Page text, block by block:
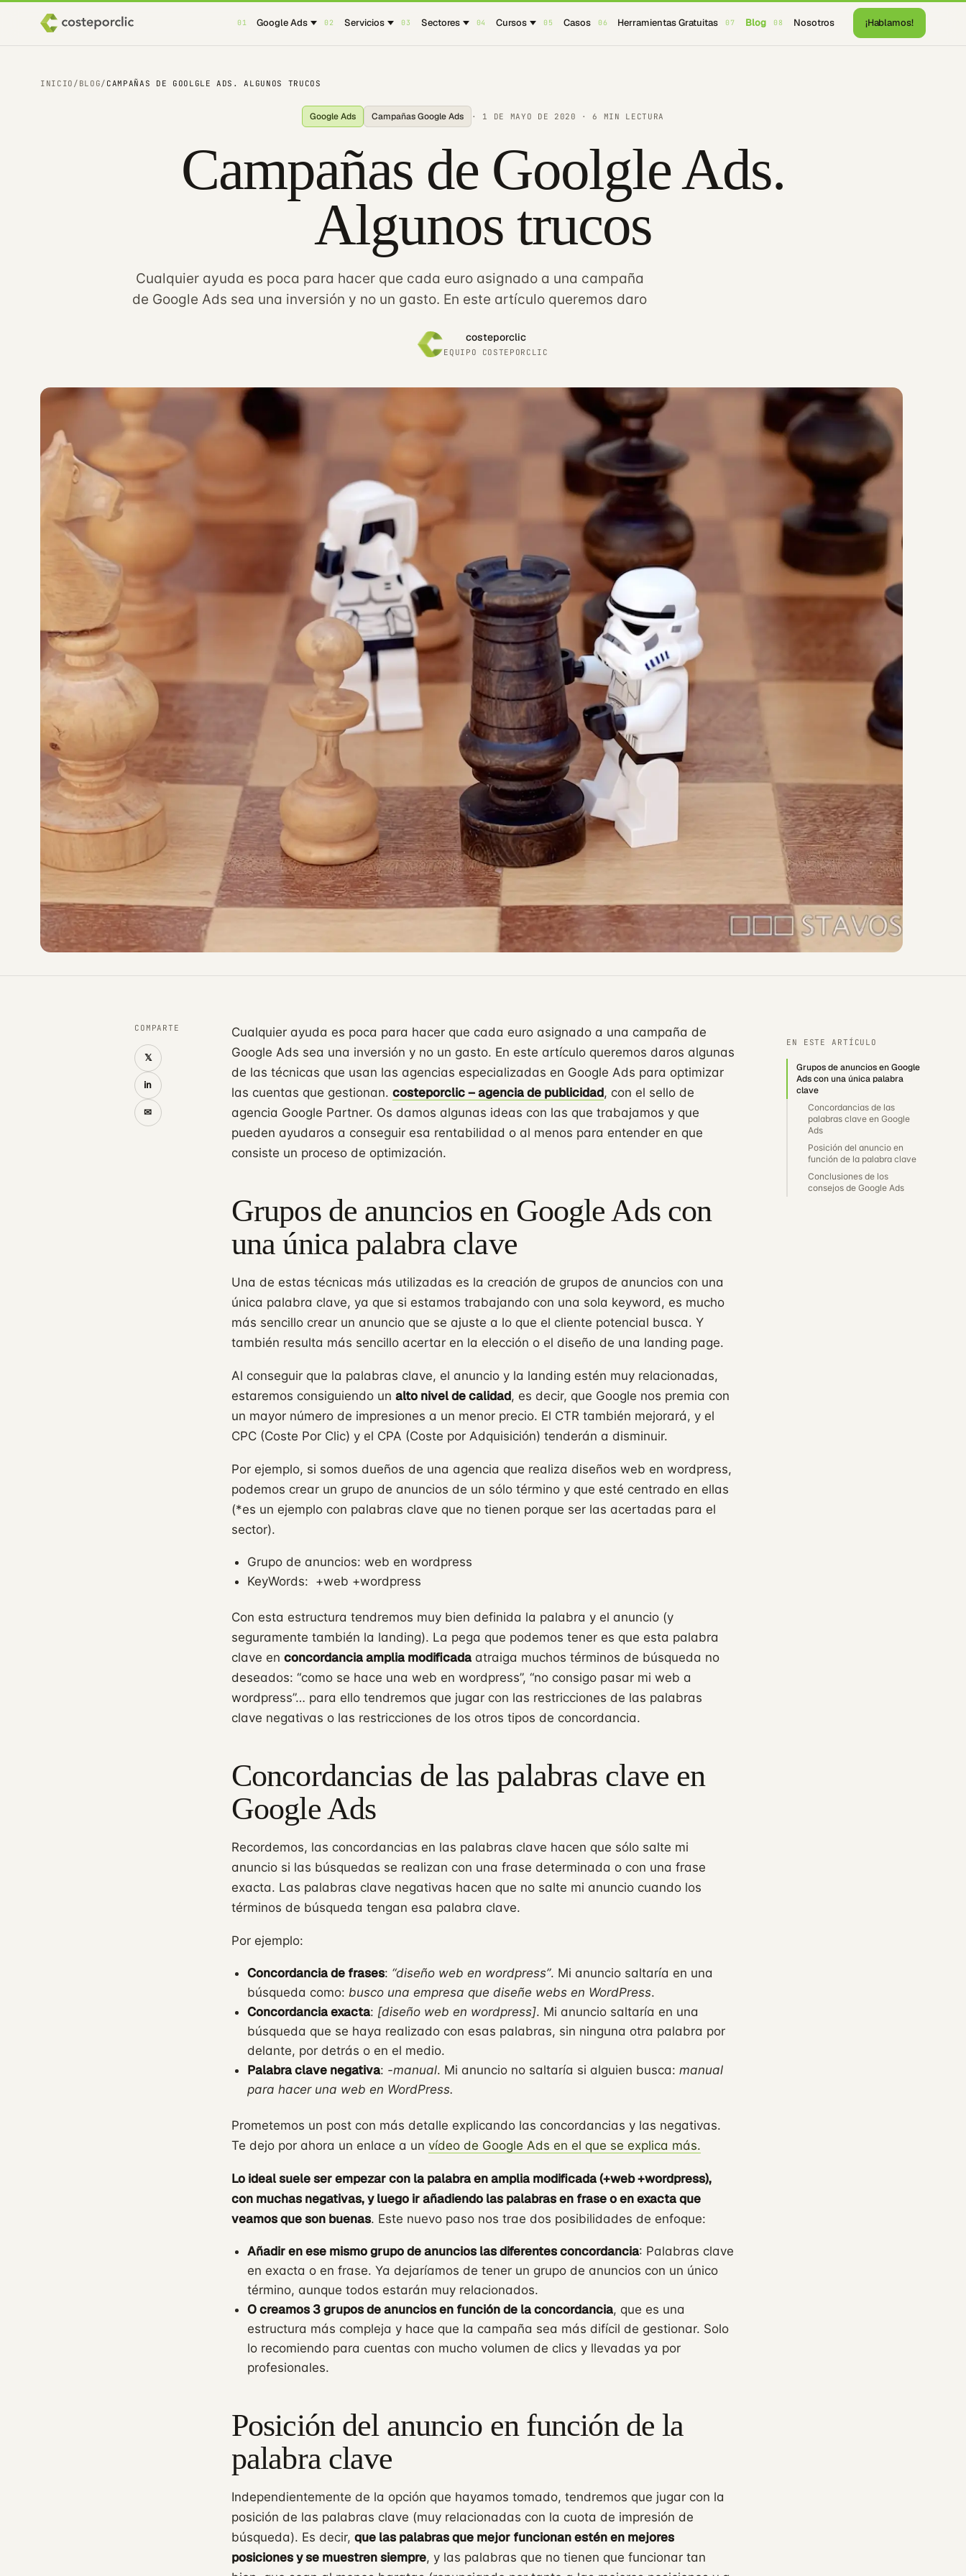
01 Google Ads 02 Servicios 03 Sectores 04 Cursos 05 Casos 06 Herramientas Gratuitas 07 Blog 08 Nosotros ¡Hablamos!
INICIO / BLOG/ CAMPAÑAS DE GOOLGLE ADS. ALGUNOS TRUCOS
Google Ads Campañas Google Ads · 1 DE MAYO DE 2020 · 6 MIN LECTURA
Campañas de Goolgle Ads.
Algunos trucos
Cualquier ayuda es poca para hacer que cada euro asignado a una campaña
de Google Ads sea una inversión y no un gasto. En este artículo queremos daro
costeporclic
EQUIPO COSTEPORCLIC
COMPARTE
𝕏
in
✉
Cualquier ayuda es poca para hacer que cada euro asignado a una campaña de
Google Ads sea una inversión y no un gasto. En este artículo queremos daros algunas
de las técnicas que usan las agencias especializadas en Google Ads para optimizar
las cuentas que gestionan. costeporclic – agencia de publicidad, con el sello de
agencia Google Partner. Os damos algunas ideas con las que trabajamos y que
pueden ayudaros a conseguir esa rentabilidad o al menos para entender en que
consiste un proceso de optimización.
Grupos de anuncios en Google Ads con
una única palabra clave
Una de estas técnicas más utilizadas es la creación de grupos de anuncios con una
única palabra clave, ya que si estamos trabajando con una sola keyword, es mucho
más sencillo crear un anuncio que se ajuste a lo que el cliente potencial busca. Y
también resulta más sencillo acertar en la elección o el diseño de una landing page.
Al conseguir que la palabras clave, el anuncio y la landing estén muy relacionadas,
estaremos consiguiendo un alto nivel de calidad, es decir, que Google nos premia con
un mayor número de impresiones a un menor precio. El CTR también mejorará, y el
CPC (Coste Por Clic) y el CPA (Coste por Adquisición) tenderán a disminuir.
Por ejemplo, si somos dueños de una agencia que realiza diseños web en wordpress,
podemos crear un grupo de anuncios de un sólo término y que esté centrado en ellas
(*es un ejemplo con palabras clave que no tienen porque ser las acertadas para el
sector).
Grupo de anuncios: web en wordpress
KeyWords: +web +wordpress
Con esta estructura tendremos muy bien definida la palabra y el anuncio (y
seguramente también la landing). La pega que podemos tener es que esta palabra
clave en concordancia amplia modificada atraiga muchos términos de búsqueda no
deseados: “como se hace una web en wordpress”, “no consigo pasar mi web a
wordpress”… para ello tendremos que jugar con las restricciones de las palabras
clave negativas o las restricciones de los otros tipos de concordancia.
Concordancias de las palabras clave en
Google Ads
Recordemos, las concordancias en las palabras clave hacen que sólo salte mi
anuncio si las búsquedas se realizan con una frase determinada o con una frase
exacta. Las palabras clave negativas hacen que no salte mi anuncio cuando los
términos de búsqueda tengan esa palabra clave.
Por ejemplo:
Concordancia de frases: “diseño web en wordpress”. Mi anuncio saltaría en una
búsqueda como: busco una empresa que diseñe webs en WordPress.
Concordancia exacta: [diseño web en wordpress]. Mi anuncio saltaría en una
búsqueda que se haya realizado con esas palabras, sin ninguna otra palabra por
delante, por detrás o en el medio.
Palabra clave negativa: -manual. Mi anuncio no saltaría si alguien busca: manual
para hacer una web en WordPress.
Prometemos un post con más detalle explicando las concordancias y las negativas.
Te dejo por ahora un enlace a un vídeo de Google Ads en el que se explica más.
Lo ideal suele ser empezar con la palabra en amplia modificada (+web +wordpress),
con muchas negativas, y luego ir añadiendo las palabras en frase o en exacta que
veamos que son buenas. Este nuevo paso nos trae dos posibilidades de enfoque:
Añadir en ese mismo grupo de anuncios las diferentes concordancia: Palabras clave
en exacta o en frase. Ya dejaríamos de tener un grupo de anuncios con un único
término, aunque todos estarán muy relacionados.
O creamos 3 grupos de anuncios en función de la concordancia, que es una
estructura más compleja y hace que la campaña sea más difícil de gestionar. Solo
lo recomiendo para cuentas con mucho volumen de clics y llevadas ya por
profesionales.
Posición del anuncio en función de la
palabra clave
Independientemente de la opción que hayamos tomado, tendremos que jugar con la
posición de las palabras clave (muy relacionadas con la cuota de impresión de
búsqueda). Es decir, que las palabras que mejor funcionan estén en mejores
posiciones y se muestren siempre, y las palabras que no tienen que funcionar tan
EN ESTE ARTÍCULO
Grupos de anuncios en Google
Ads con una única palabra
clave
Concordancias de las
palabras clave en Google
Ads
Posición del anuncio en
función de la palabra clave
Conclusiones de los
consejos de Google Ads